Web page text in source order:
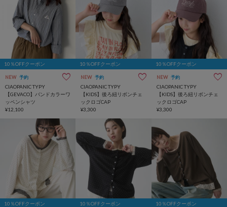
10％OFFクーポン
NEW 予約
CIAOPANIC TYPY
【GEVACO】バンドカラーワ
ッペンシャツ
¥12,100
10％OFFクーポン
NEW 予約
CIAOPANIC TYPY
【KIDS】後ろ紐リボンチェ
ックロゴCAP
¥3,300
10％OFFクーポン
NEW 予約
CIAOPANIC TYPY
【KIDS】後ろ紐リボンチェ
ックロゴCAP
¥3,300
10％OFFクーポン 10％OFFクーポン 10％OFFクーポン